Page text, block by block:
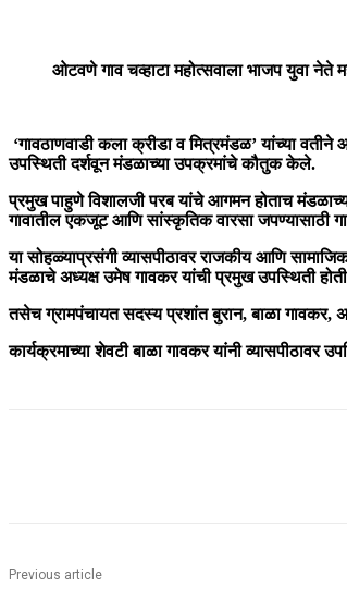
ओटवणे गाव चव्हाटा महोत्सवाला भाजप युवा नेते
‘गावठाणवाडी कला क्रीडा व मित्रमंडळ’ यांच्या वतीने
उपस्थिती दर्शवून मंडळाच्या उपक्रमांचे कौतुक केले.
प्रमुख पाहुणे विशालजी परब यांचे आगमन होताच
गावातील एकजूट आणि सांस्कृतिक वारसा जपण्यासाठी
या सोहळ्याप्रसंगी व्यासपीठावर राजकीय आणि
मंडळाचे अध्यक्ष उमेष गावकर यांची प्रमुख उपस्थिती
तसेच ग्रामपंचायत सदस्य प्रशांत बुरान, बाळा गावकर,
कार्यक्रमाच्या शेवटी बाळा गावकर यांनी
Previous article